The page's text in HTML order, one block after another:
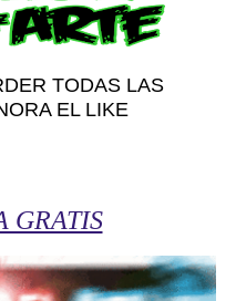
TODAS LAS
EL LIKE
GRATIS